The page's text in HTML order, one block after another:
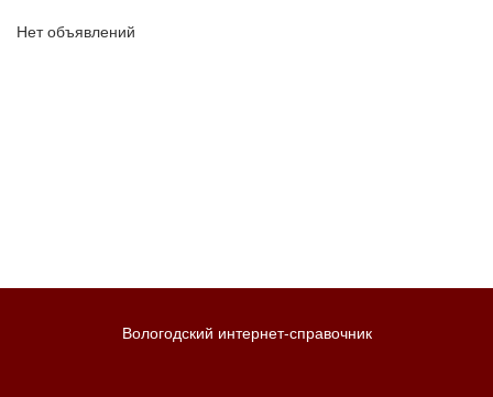
Нет объявлений
Вологодский интернет-справочник